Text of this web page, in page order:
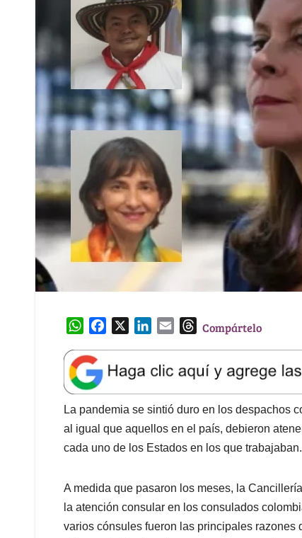
W
a
t
s
A
p
p
e
b
o
o
k
k
e
d
I
n
l
T
e
a
d
s
Compártelo
La pandemia se sintió duro en los despachos
al igual que aquellos en el país, debieron
cada uno de los Estados en los que trabajaban.
A medida que pasaron los meses, la
la atención consular en los consulados
varios cónsules fueron las principales